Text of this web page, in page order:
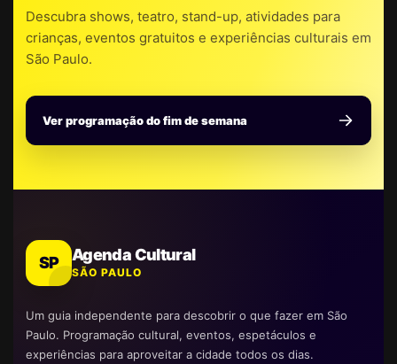
Descubra shows, teatro, stand-up, atividades para
crianças, eventos gratuitos e experiências culturais em
São Paulo.
Ver programação do fim de semana
SP Agenda Cultural
SÃO PAULO
Um guia independente para descobrir o que fazer em São
Paulo. Programação cultural, eventos, espetáculos e
experiências para aproveitar a cidade todos os dias.